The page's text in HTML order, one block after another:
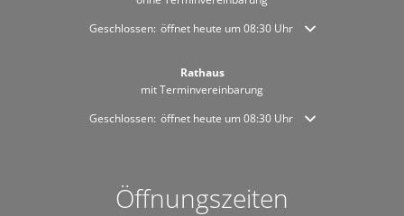
Klicken, um weitere Öffnungs- oder Schließzeiten
Geschlossen: öffnet heute um 08:30 Uhr
Rathaus
mit Terminvereinbarung
Klicken, um weitere Öffnungs- oder Schließzeiten
Geschlossen: öffnet heute um 08:30 Uhr
Öffnungszeiten